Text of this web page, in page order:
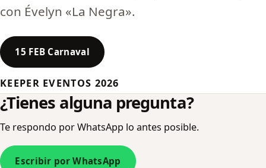
con Évelyn «La Negra».
15 FEB Carnaval
KEEPER EVENTOS 2026
¿Tienes alguna pregunta?
Te respondo por WhatsApp lo antes posible.
Escribir por WhatsApp